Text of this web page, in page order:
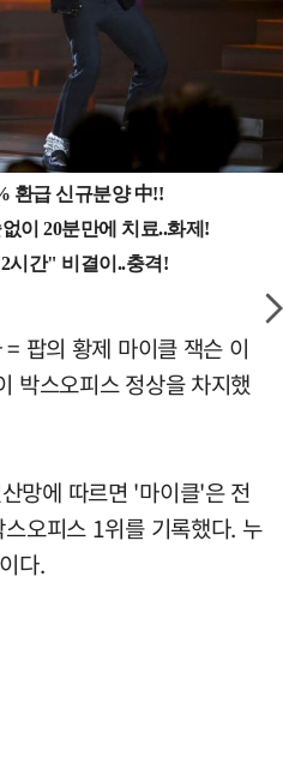
팝의 황제 마이클 잭슨 이
박스오피스 정상을 차지했
망에 따르면 '마이클'은 전
오피스 1위를 기록했다. 누
다.